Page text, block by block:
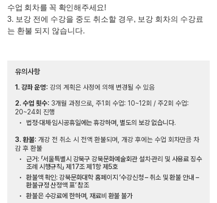
수업 회차를 꼭 확인해주세요!
3. 보강 전에 수강을 중도 취소할 경우, 보강 회차의 수강료
는 환불 되지 않습니다.
유의사항
1. 강좌 운영: 강의 계획은 사정에 의해 변경될 수 있음
2. 수업 횟수: 3개월 과정으로, 주1회 수업: 10~12회 / 주2회 수업:
20~24회 진행
법정·대체·임시공휴일에는 휴강하며, 별도의 보강 없습니다.
3. 환불: 개강 전 취소 시 전액 환불되며, 개강 후에는 수업 회차만큼 차
감 후 환불
근거: 「서울특별시 강북구 강북문화예술회관 설치·관리 및 사용료 징수
조례 시행규칙」 제17조 제1항 제5호
환불액 확인: 강북문화대학 홈페이지 ‘수강신청 – 취소 및 환불 안내 –
환불규정 산정액 표’ 참조
환불은 수강료에 한하며, 재료비 환불 불가